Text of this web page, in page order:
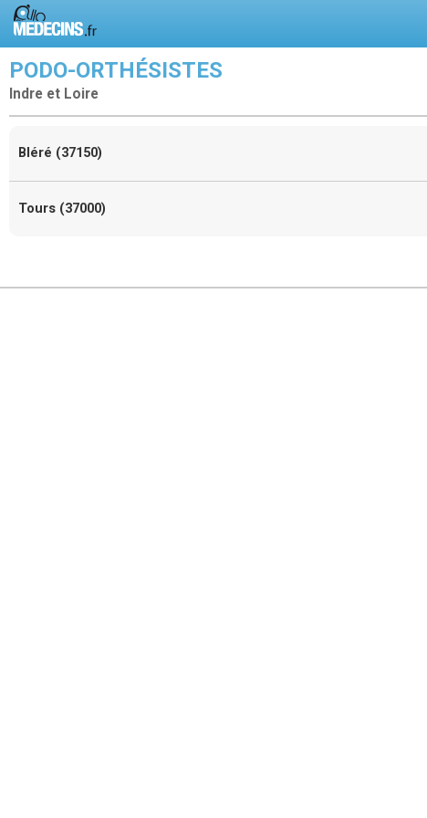
PODO-ORTHÉSISTES
Indre et Loire
Bléré (37150)
Tours (37000)